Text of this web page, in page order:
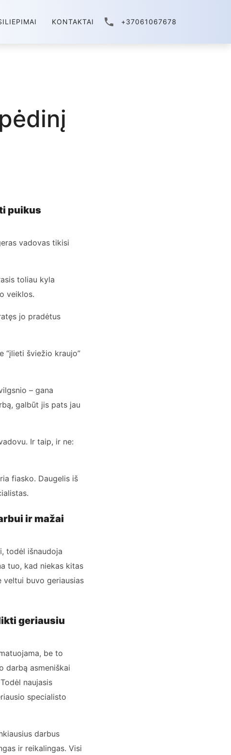
KONTAKTAI +37061067678
puikus
vadovas tikisi
toliau kyla
veiklos.
jo pradėtus
“įlieti šviežio kraujo”
– gana
galbūt jis pats jau
Ir taip, ir ne:
fiasko. Daugelis iš
ir mažai
todėl išnaudoja
tuo, kad niekas kitas
veltui buvo geriausias
geriausiu
be to
darbą asmeniškai
naujasis
specialisto
darbus
ir reikalingas. Visi